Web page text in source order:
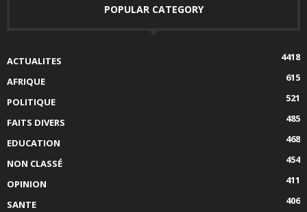
POPULAR CATEGORY
ACTUALITES
4418
AFRIQUE
615
POLITIQUE
521
FAITS DIVERS
485
EDUCATION
468
NON CLASSÉ
454
OPINION
411
SANTE
406